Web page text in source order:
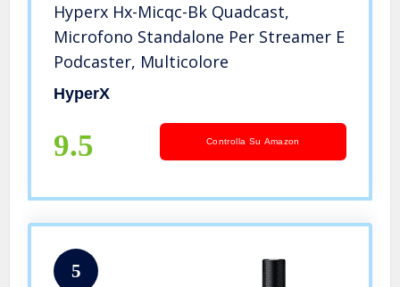
Hyperx Hx-Micqc-Bk Quadcast,
Microfono Standalone Per Streamer E
Podcaster, Multicolore
HyperX
9.5 Controlla Su Amazon
5